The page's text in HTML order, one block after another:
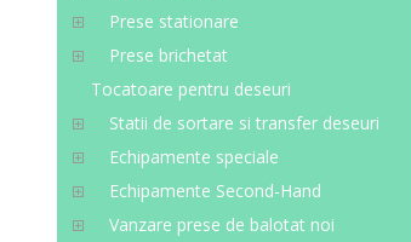
Prese stationare
Prese brichetat
Tocatoare pentru deseuri
Statii de sortare si transfer deseuri
Echipamente speciale
Echipamente Second-Hand
Vanzare prese de balotat noi